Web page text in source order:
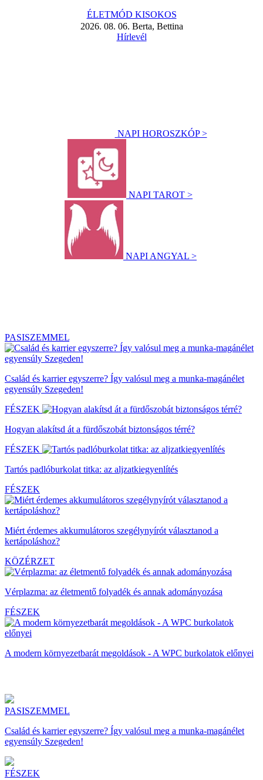
ÉLETMÓD KISOKOS
2026. 08. 06. Berta, Bettina
Hírlevél
NAPI HOROSZKÓP >
NAPI TAROT >
NAPI ANGYAL >
PASISZEMMEL
Család és karrier egyszerre? Így valósul meg a munka-magánélet
egyensúly Szegeden!
FÉSZEK
Hogyan alakítsd át a fürdőszobát biztonságos térré?
FÉSZEK
Tartós padlóburkolat titka: az aljzatkiegyenlítés
FÉSZEK
Miért érdemes akkumulátoros szegélynyírót választanod a
kertápoláshoz?
KÖZÉRZET
Vérplazma: az életmentő folyadék és annak adományozása
FÉSZEK
A modern környezetbarát megoldások - A WPC burkolatok előnyei
PASISZEMMEL
Család és karrier egyszerre? Így valósul meg a munka-magánélet
egyensúly Szegeden!
FÉSZEK